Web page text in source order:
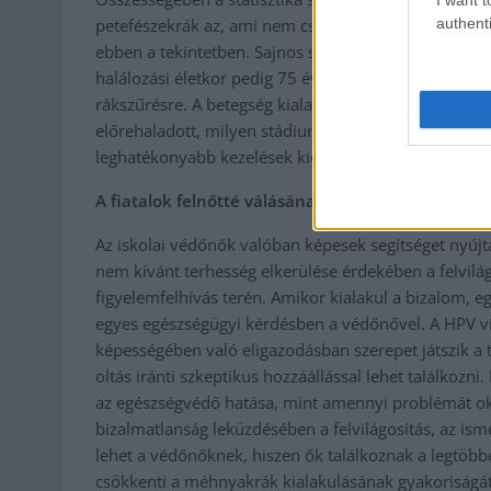
petefészekrák az, ami nem csökken egyelőre, ez
ebben a tekintetben. Sajnos sok esetben, nagyjából
halálozási életkor pedig 75 év. Vannak
rákszűrésre. A betegség kialakulását követően
előrehaladott, milyen stádiumban lehet elindítani a
leghatékonyabb kezelések kidolgozására.
A fiatalok felnőtté válásának folyamatában
Az iskolai védőnők valóban képesek segítséget
nem kívánt terhesség elkerülése érdekében a
figyelemfelhívás terén. Amikor kialakul a bizalom,
egyes egészségügyi kérdésben a védőnővel. A
képességében való eligazodásban szerepet játszik
oltás iránti szkeptikus hozzáállással lehet
az egészségvédő hatása, mint amennyi problémát
bizalmatlanság leküzdésében a felvilágosítás, az
lehet a védőnőknek, hiszen ők találkoznak a
csökkenti a méhnyakrák kialakulásának